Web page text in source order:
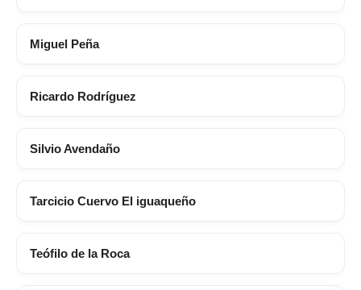
Miguel Peña
Ricardo Rodríguez
Silvio Avendaño
Tarcicio Cuervo El iguaqueño
Teófilo de la Roca